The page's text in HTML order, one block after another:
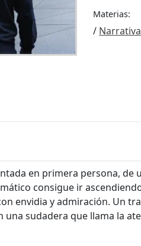
Materias:
/ Narrativa
en primera persona,
consigue ir
envidia y admiración. Un
una sudadera que llama la